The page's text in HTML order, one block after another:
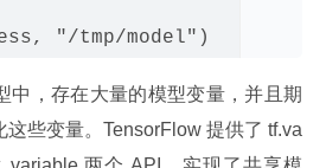
中，存在大量的模型变量，并且期
些变量。TensorFlow 提供了 tf.va